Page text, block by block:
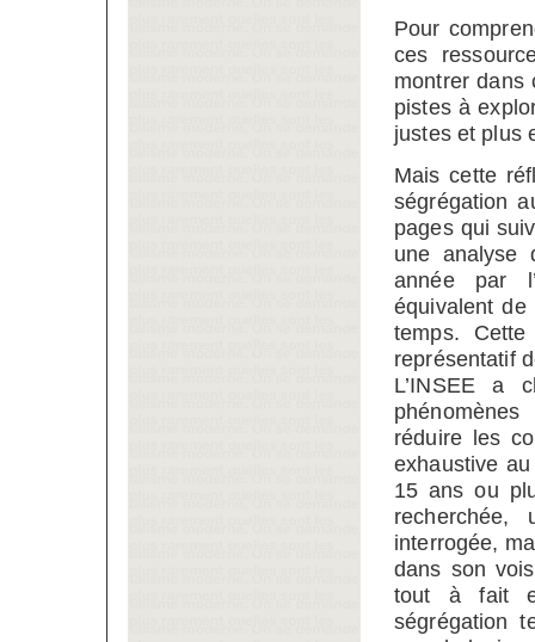
Pour
ces
montrer dans
pistes à
justes et plus
Mais cette
ségrégation
pages qui
une analyse
année par
équivalent
temps.
représentatif
L’INSEE a
réduire les
exhaustive
15 ans ou
recherchée,
interrogée,
dans son
tout à fait
ségrégation